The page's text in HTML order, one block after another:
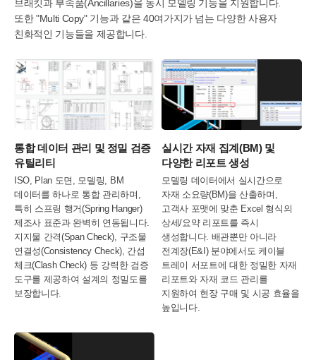
브래킷과 부속품(Ancillaries)을 동시 모델링 기능을 지원합니다.
또한 "Multi Copy" 기능과 같은 40여가지가 넘는 다양한 사용자
친화적인 기능들을 제공합니다.
통합 데이터 관리 및 정밀 검증
유틸리티
ISO, Plan 도면, 모델링, BM
데이터를 하나로 통합 관리하며,
특히 스프링 행거(Spring Hanger)
제조사 표준과 완벽히 연동됩니다.
지지물 간격(Span Check), 구조물
연결성(Consistency Check), 간섭
체크(Clash Check) 등 강력한 검증
도구를 제공하여 설계의 정밀도를
보장합니다.
실시간 자재 집계(BM) 및
다양한 리포트 생성
모델링 데이터에서 실시간으로
자재 소요량(BM)을 산출하며,
고객사 포맷에 맞춘 Excel 형식의
상세/요약 리포트를 즉시
생성합니다. 배관뿐만 아니라
전계장(E&I) 분야에서도 케이블
트레이 서포트에 대한 정밀한 자재
리포트와 자재 코드 관리를
지원하여 현장 구매 및 시공 효율을
높입니다.